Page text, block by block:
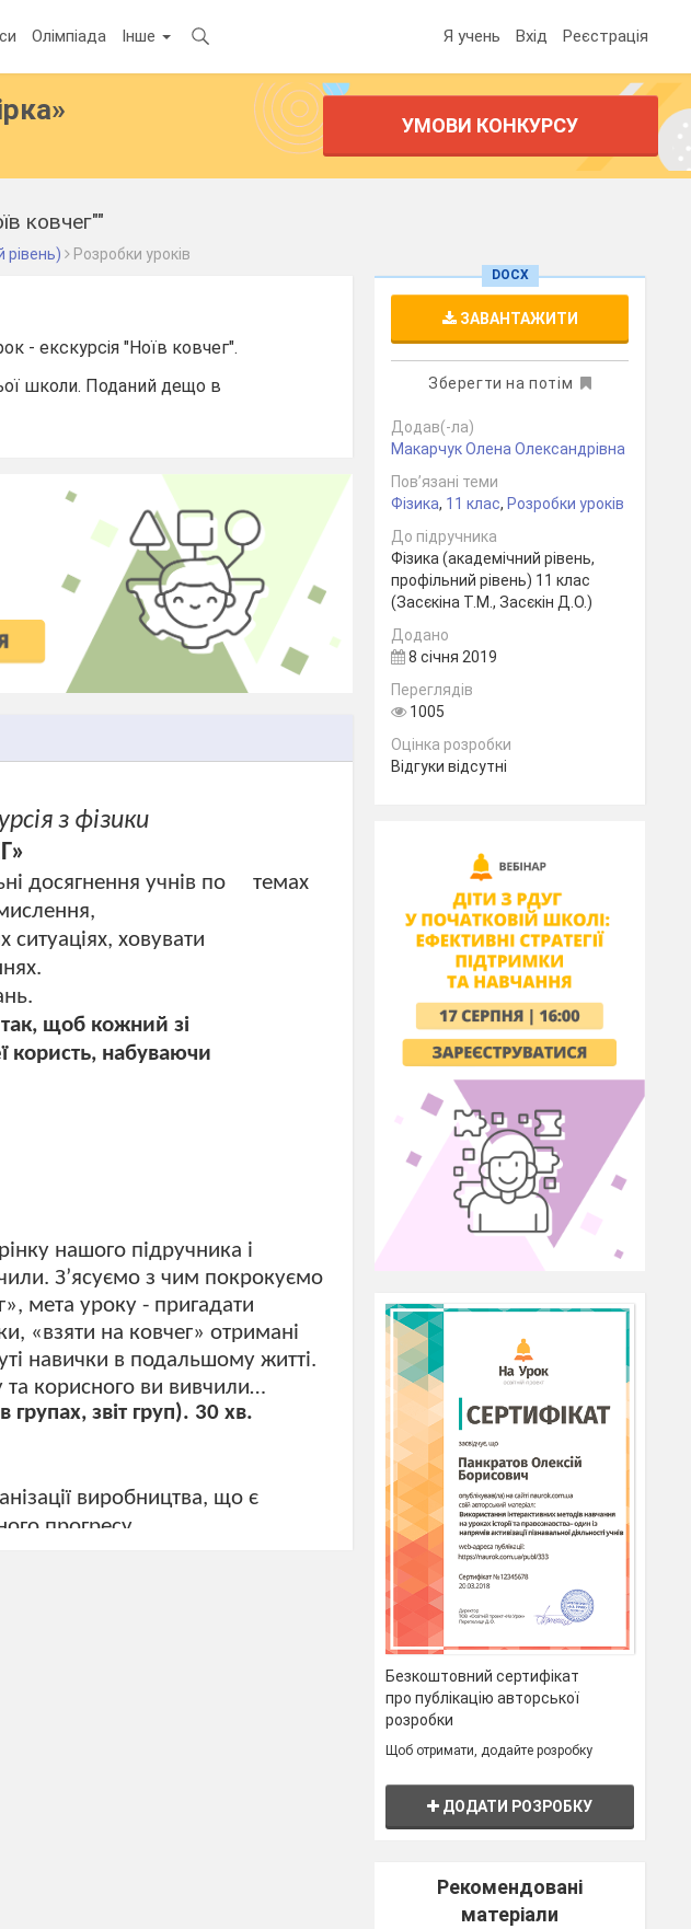
Олімпіада Інше Я учень Вхід Реєстрація
УМОВИ КОНКУРСУ
ковчег""
рівень) Розробки уроків
- екскурсія "Ноїв ковчег".
школи. Поданий дещо в
з фізики
досягнення учнів по
темах
ситуаціях, ховувати
щоб кожний зі
користь, набуваючи
нашого підручника і
З’ясуємо з чим покрокуємо
мета уроку - пригадати
«взяти на ковчег» отримані
навички в подальшому житті.
та корисного ви вивчили…
звіт груп). 30 хв.
виробництва, що є
прогресу.
DOCX
ЗАВАНТАЖИТИ
Зберегти на потім
Додав(-ла)
Макарчук Олена Олександрівна
Пов’язані теми
Фізика, 11 клас, Розробки уроків
До підручника
Фізика (академічний рівень,
профільний рівень) 11 клас
(Засєкіна Т.М., Засєкін Д.О.)
Додано
8 січня 2019
Переглядів
1005
Оцінка розробки
Відгуки відсутні
Безкоштовний сертифікат
про публікацію авторської
розробки
Щоб отримати, додайте розробку
ДОДАТИ РОЗРОБКУ
Рекомендовані
матеріали